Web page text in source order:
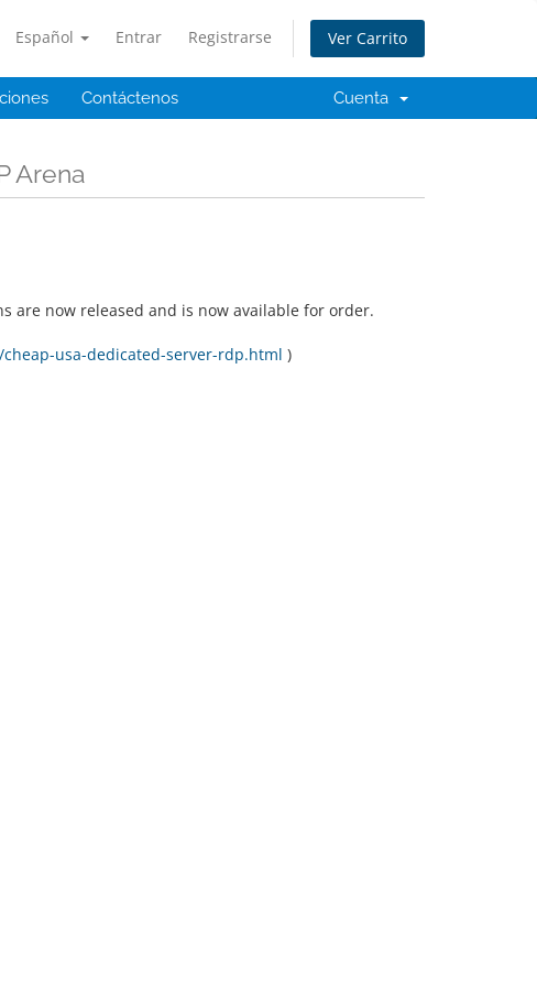
Español Entrar Registrarse Ver Carrito
Contáctenos Cuenta
Arena
are now released and is now available for order.
usa-dedicated-server-rdp.html )